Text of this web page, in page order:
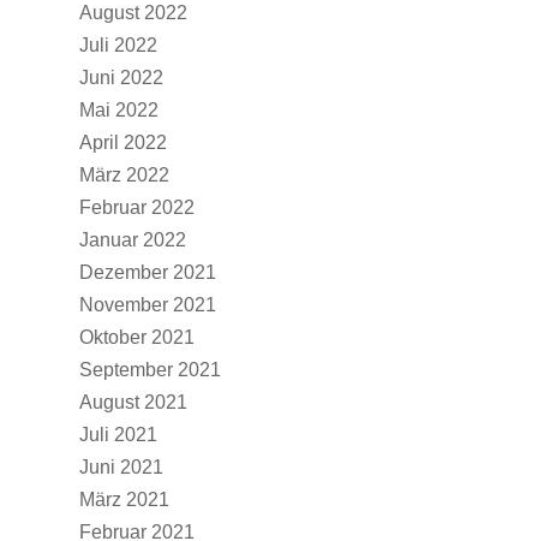
August 2022
Juli 2022
Juni 2022
Mai 2022
April 2022
März 2022
Februar 2022
Januar 2022
Dezember 2021
November 2021
Oktober 2021
September 2021
August 2021
Juli 2021
Juni 2021
März 2021
Februar 2021